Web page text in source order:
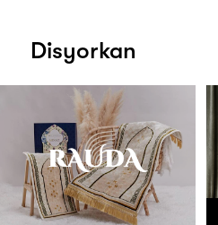
Disyorkan